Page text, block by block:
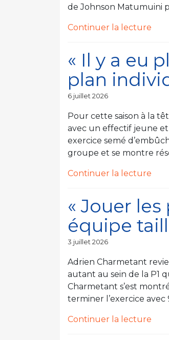
de Johnson Matumuini
Continuer la lecture
des
son
lot
et
de
la
« Il y a eu
plan
Publié
6 juillet 2026
Pour cette saison à la
avec un effectif jeune
exercice semé
groupe et se montre
Continuer la lecture
a
eu
tant
sur
le
plan
« Jouer
équipe
Publié
3 juillet 2026
Adrien Charmetant
autant au sein de la P1
Charmetant s’est
terminer l’exercice
Continuer la lecture